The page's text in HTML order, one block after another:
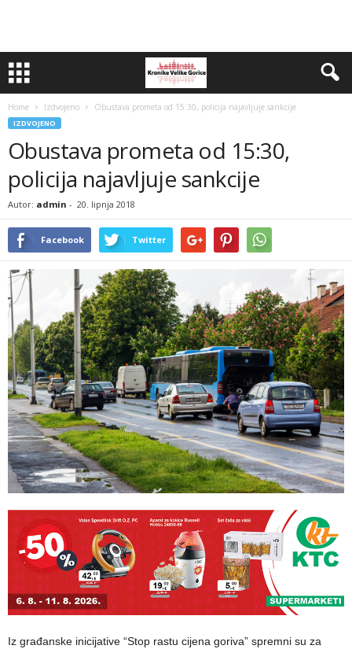
Home Izdvojeno Obustava prometa od 15:30, policija najavljuje sankcije
IZDVOJENO
Obustava prometa od 15:30,
policija najavljuje sankcije
Autor: admin - 20. lipnja 2018
Facebook Twitter
Iz građanske inicijative “Stop rastu cijena goriva” spremni su za